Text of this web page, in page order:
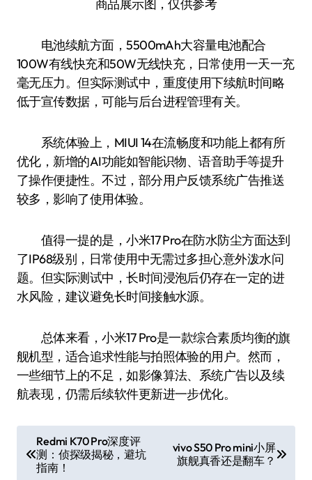
商品展示图，仅供参考
电池续航方面，5500mAh大容量电池配合
100W有线快充和50W无线快充，日常使用一天一充
毫无压力。但实际测试中，重度使用下续航时间略
低于宣传数据，可能与后台进程管理有关。
系统体验上，MIUI 14在流畅度和功能上都有所
优化，新增的AI功能如智能识物、语音助手等提升
了操作便捷性。不过，部分用户反馈系统广告推送
较多，影响了使用体验。
值得一提的是，小米17 Pro在防水防尘方面达到
了IP68级别，日常使用中无需过多担心意外泼水问
题。但实际测试中，长时间浸泡后仍存在一定的进
水风险，建议避免长时间接触水源。
总体来看，小米17 Pro是一款综合素质均衡的旗
舰机型，适合追求性能与拍照体验的用户。然而，
一些细节上的不足，如影像算法、系统广告以及续
航表现，仍需后续软件更新进一步优化。
章
Redmi K70 Pro深度评
测：侦探级揭秘，避坑
指南！
vivo S50 Pro mini小屏
旗舰真香还是翻车？